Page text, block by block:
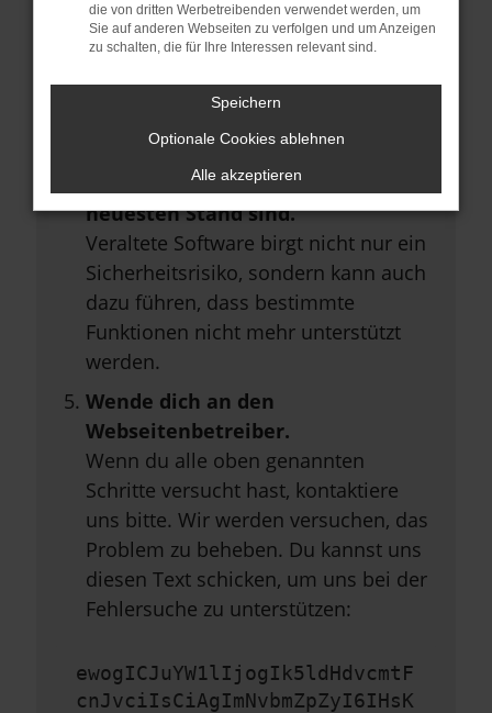
Starte dein Gerät neu.
Das kann manchmal helfen,
vorübergehende Probleme zu
Stelle sicher, dass dein Browser
und dein Betriebssystem auf dem
neuesten Stand sind.
Veraltete Software birgt nicht nur ein
Sicherheitsrisiko, sondern kann auch
dazu führen, dass bestimmte
Funktionen nicht mehr unterstützt
werden.
Wende dich an den
Webseitenbetreiber.
Wenn du alle oben genannten
Schritte versucht hast, kontaktiere
uns bitte. Wir werden versuchen, das
Problem zu beheben. Du kannst uns
diesen Text schicken, um uns bei der
Fehlersuche zu unterstützen:
ewogICJuYW1lIjogIk5ldHdvcmtF
cnJvciIsCiAgImNvbmZpZyI6IHsK
die von dritten Werbetreibenden verwendet werden, um
Sie auf anderen Webseiten zu verfolgen und um Anzeigen
zu schalten, die für Ihre Interessen relevant sind.
Speichern
Optionale Cookies ablehnen
Alle akzeptieren